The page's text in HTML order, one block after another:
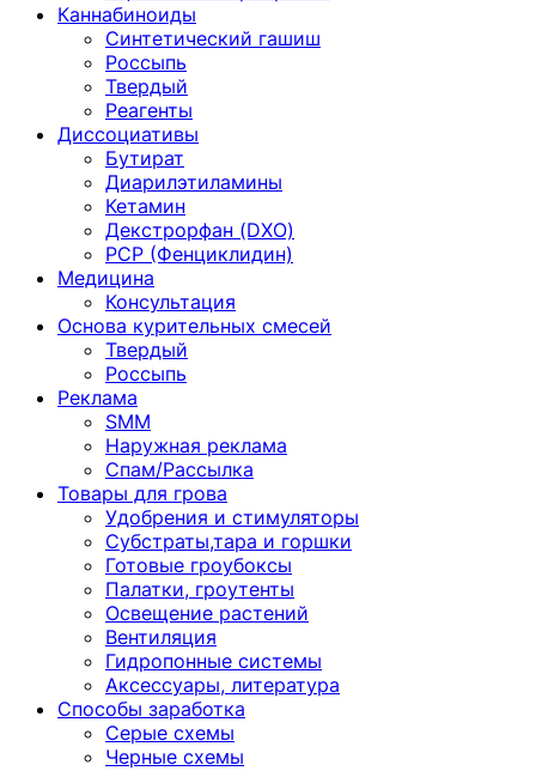
Каннабиноиды
Синтетический гашиш
Россыпь
Твердый
Реагенты
Диссоциативы
Бутират
Диарилэтиламины
Кетамин
Декстрорфан (DXO)
PCP (Фенциклидин)
Медицина
Консультация
Основа курительных смесей
Твердый
Россыпь
Реклама
SMM
Наружная реклама
Спам/Рассылка
Товары для грова
Удобрения и стимуляторы
Субстраты,тара и горшки
Готовые гроубоксы
Палатки, гроутенты
Освещение растений
Вентиляция
Гидропонные системы
Аксессуары, литература
Способы заработка
Серые схемы
Черные схемы